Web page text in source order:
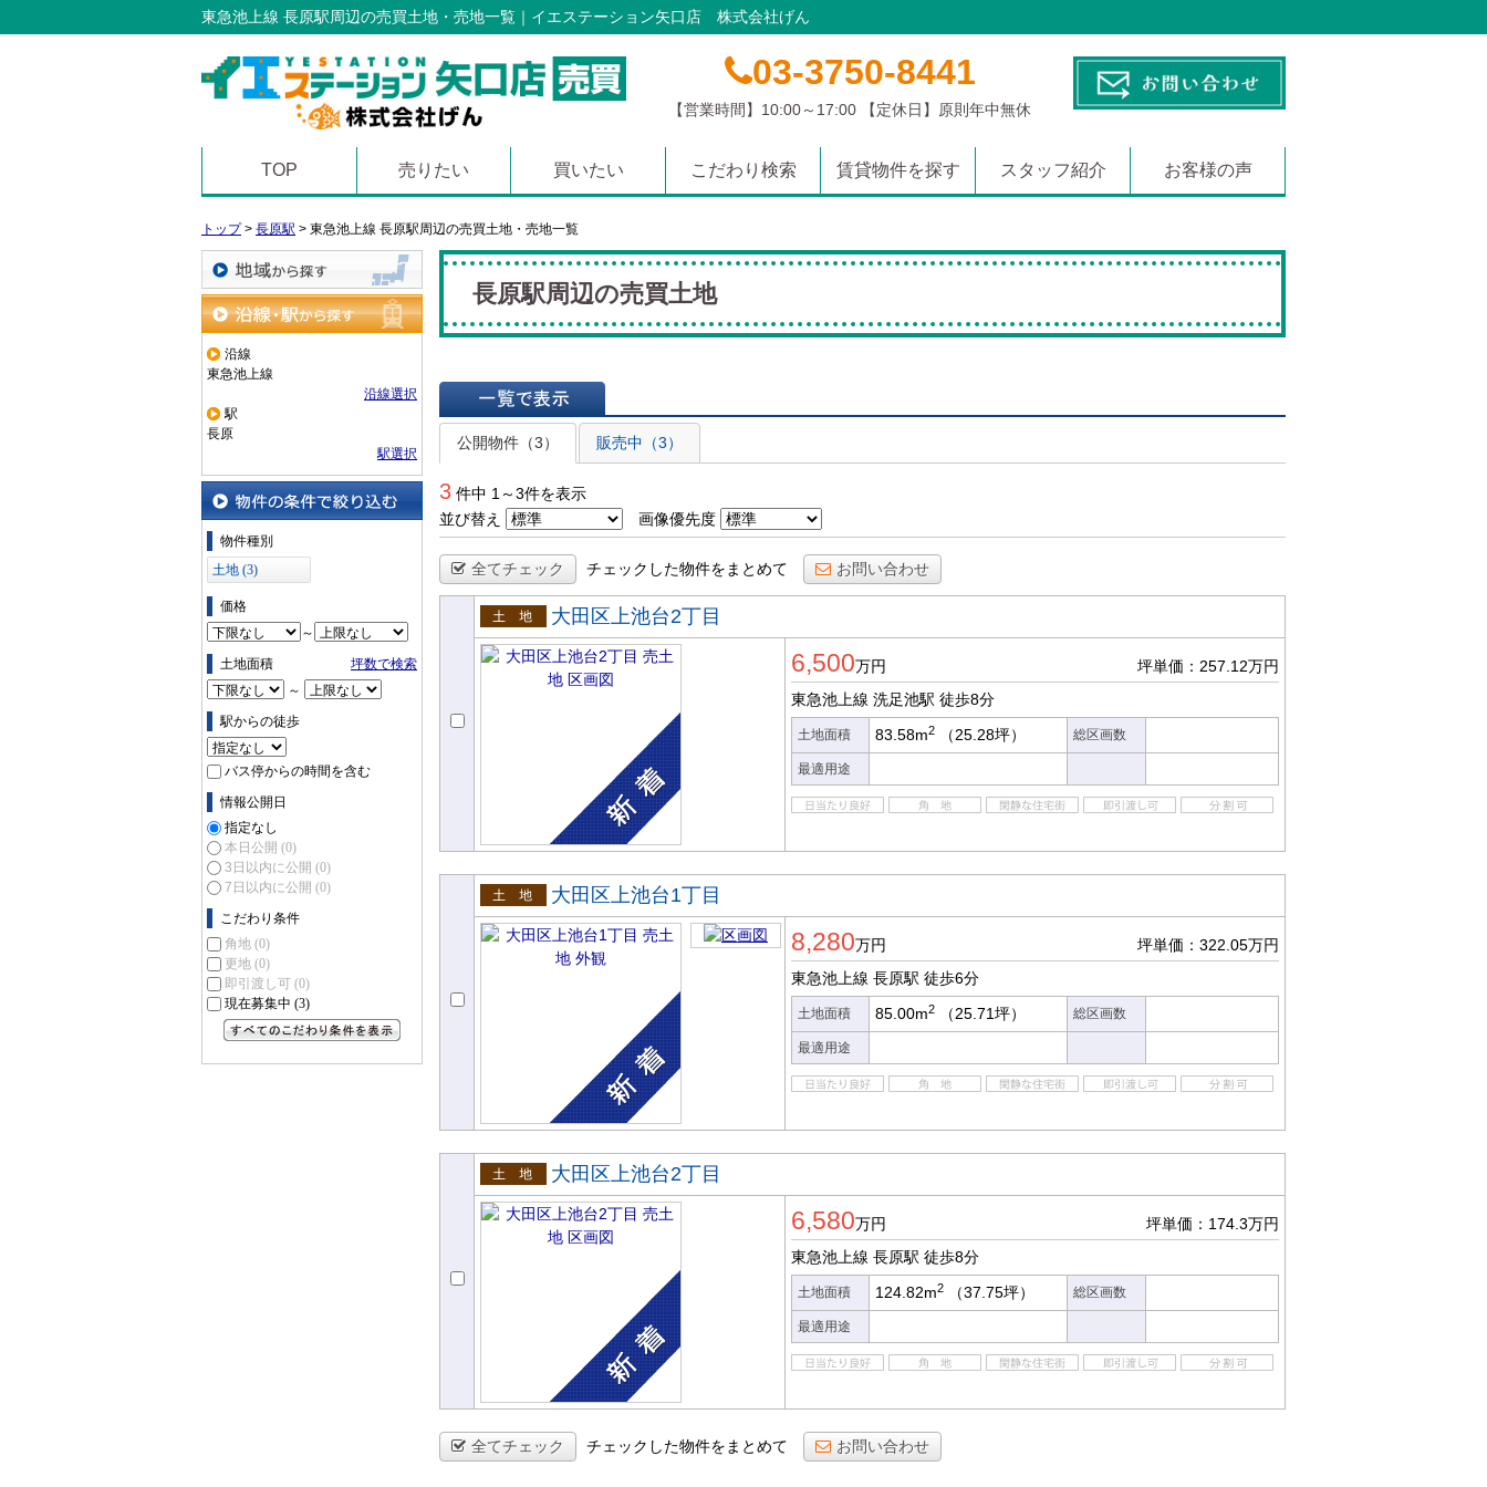
東急池上線 長原駅周辺の売買土地・売地一覧｜イエステーション矢口店 株式会社げん
03-3750-8441
【営業時間】10:00～17:00 【定休日】原則年中無休
TOP 売りたい 買いたい こだわり検索 賃貸物件を探す スタッフ紹介 お客様の声
トップ> 長原駅 > 東急池上線 長原駅周辺の売買土地・売地一覧
地域から探す
沿線・駅から探す
沿線
東急池上線
沿線選択
駅
長原
駅選択
物件の条件で絞り込む
物件種別
土地 (3)
価格
～
土地面積
坪数で検索
～
駅からの徒歩
バス停からの時間を含む
情報公開日
指定なし
本日公開 (0)
3日以内に公開 (0)
7日以内に公開 (0)
こだわり条件
角地 (0)
更地 (0)
即引渡し可 (0)
現在募集中 (3)
長原駅周辺の売買土地
一覧で表示
公開物件（3）
販売中（3）
3 件中 1～3件を表示
並び替え
画像優先度
全てチェック チェックした物件をまとめて お問い合わせ
売土地
大田区上池台2丁目
6,500万円
坪単価：257.12万円
東急池上線 洗足池駅 徒歩8分
土地面積 83.58m2 （25.28坪） 総区画数
最適用途
売土地
大田区上池台1丁目
8,280万円
坪単価：322.05万円
東急池上線 長原駅 徒歩6分
土地面積 85.00m2 （25.71坪） 総区画数
最適用途
売土地
大田区上池台2丁目
6,580万円
坪単価：174.3万円
東急池上線 長原駅 徒歩8分
土地面積 124.82m2 （37.75坪） 総区画数
最適用途
全てチェック チェックした物件をまとめて お問い合わせ